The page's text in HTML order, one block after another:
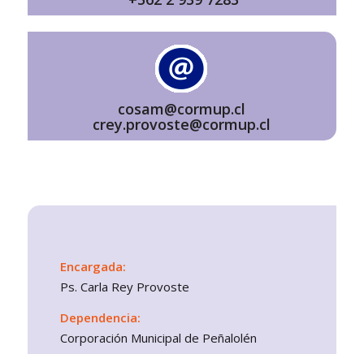
cosam@cormup.cl
crey.provoste@cormup.cl
Encargada:
Ps. Carla Rey Provoste
Dependencia:
Corporación Municipal de Peñalolén